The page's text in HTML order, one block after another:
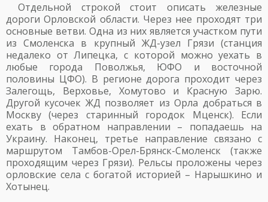
Отдельной строкой стоит описать железные
дороги Орловской области. Через нее проходят три
основные ветви. Одна из них является участком пути
из Смоленска в крупный ЖД-узел Грязи (станция
недалеко от Липецка, с которой можно уехать в
любые города Поволжья, ЮФО и восточной
половины ЦФО). В регионе дорога проходит через
Залегощь, Верховье, Хомутово и Красную Зарю.
Другой кусочек ЖД позволяет из Орла добраться в
Москву (через старинный городок Мценск). Если
ехать в обратном направлении – попадаешь на
Украину. Наконец, третье направление связано с
маршрутом Тамбов-Орел-Брянск-Смоленск (также
проходящим через Грязи). Рельсы проложены через
орловские села с богатой историей – Нарышкино и
Хотынец.